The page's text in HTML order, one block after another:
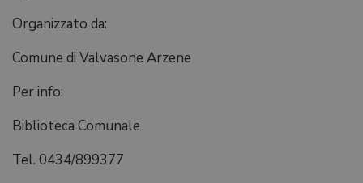
Organizzato da:
Comune di Valvasone Arzene
Per info:
Biblioteca Comunale
Tel. 0434/899377